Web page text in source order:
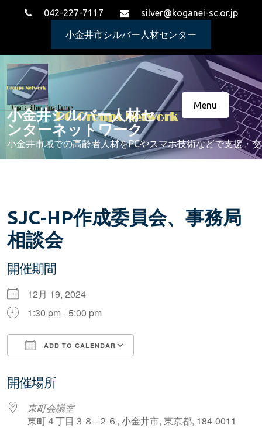
042-227-7117 silver@koganei-sc.or.jp
小金井市シルバー人材センター
小金井シルバー人材セ
ンターネットワーク
小金井市域での高齢者人材をPCやスマホ技術などで支援・
Menu
SJC-HP作成委員会、事務局
相談会
開催期間
12月 19, 2024
1:30 pm - 5:00 pm
ADD TO CALENDAR
開催場所
東町会議室
東町４丁目３８−２６, 小金井市, 東京都, 184-0011